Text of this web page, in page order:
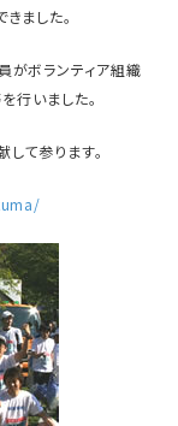
ました。
がボランティア組織
行いました。
て参ります。